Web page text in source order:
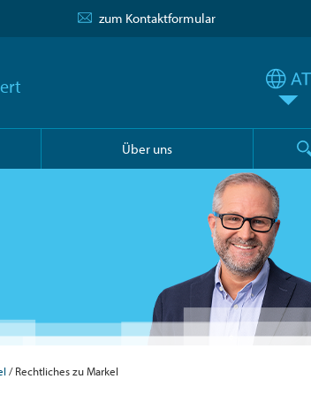
zum Kontaktformular
Über uns
Rechtliches zu Markel